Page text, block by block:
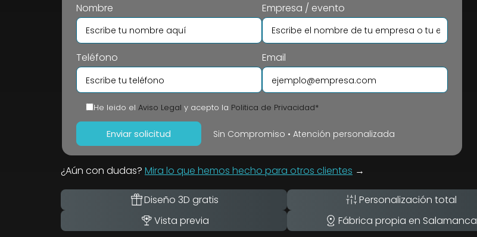
Nombre Empresa / evento
Teléfono Email
He leido el Aviso Legal y acepto la Politica de Privacidad*
Sin Compromiso • Atención personalizada
¿Aún con dudas? Mira lo que hemos hecho para otros clientes →
Diseño 3D gratis Personalización total
Vista previa
Fábrica propia en Salamanca